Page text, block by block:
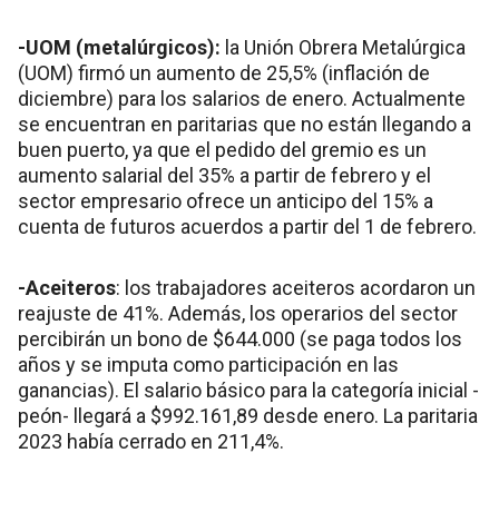
-UOM (metalúrgicos): la Unión Obrera Metalúrgica
(UOM) firmó un aumento de 25,5% (inflación de
diciembre) para los salarios de enero. Actualmente
se encuentran en paritarias que no están llegando a
buen puerto, ya que el pedido del gremio es un
aumento salarial del 35% a partir de febrero y el
sector empresario ofrece un anticipo del 15% a
cuenta de futuros acuerdos a partir del 1 de febrero.
-Aceiteros: los trabajadores aceiteros acordaron un
reajuste de 41%. Además, los operarios del sector
percibirán un bono de $644.000 (se paga todos los
años y se imputa como participación en las
ganancias). El salario básico para la categoría inicial -
peón- llegará a $992.161,89 desde enero. La paritaria
2023 había cerrado en 211,4%.